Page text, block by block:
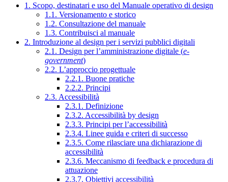
1. Scopo, destinatari e uso del Manuale operativo di design
1.1. Versionamento e storico
1.2. Consultazione del manuale
1.3. Contribuisci al manuale
2. Introduzione al design per i servizi pubblici digitali
2.1. Design per l’amministrazione digitale (e-
government)
2.2. L’approccio progettuale
2.2.1. Buone pratiche
2.2.2. Principi
2.3. Accessibilità
2.3.1. Definizione
2.3.2. Accessibilità by design
2.3.3. Principi per l’accessibilità
2.3.4. Linee guida e criteri di successo
2.3.5. Come rilasciare una dichiarazione di
accessibilità
2.3.6. Meccanismo di feedback e procedura di
attuazione
2.3.7. Obiettivi accessibilità